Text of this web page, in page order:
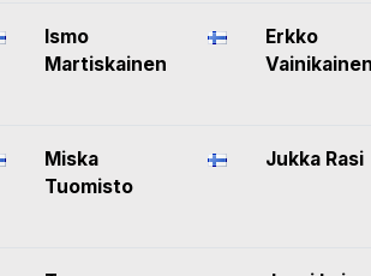
Ismo
Martiskainen
Erkko
Miska
Tuomisto
Jukka Rasi